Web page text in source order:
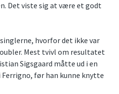
Det viste sig at være et godt
hvorfor det ikke var
Mest tvivl om resultatet
Sigsgaard måtte ud i en
før han kunne knytte